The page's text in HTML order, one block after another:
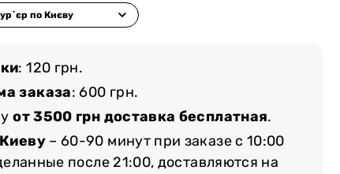
: 120 грн.
заказа: 600 грн.
от 3500 грн доставка бесплатная.
– 60-90 минут при заказе с 10:00
после 21:00, доставляются на